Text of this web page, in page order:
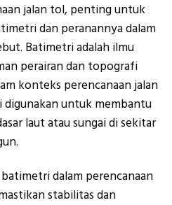
jalan tol, penting untuk
dan peranannya dalam
Batimetri adalah ilmu
perairan dan topografi
konteks perencanaan jalan
untuk membantu
laut atau sungai di sekitar
dalam perencanaan
stabilitas dan